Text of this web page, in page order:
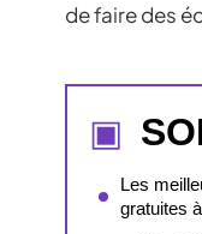
de faire des
Les
gratuites